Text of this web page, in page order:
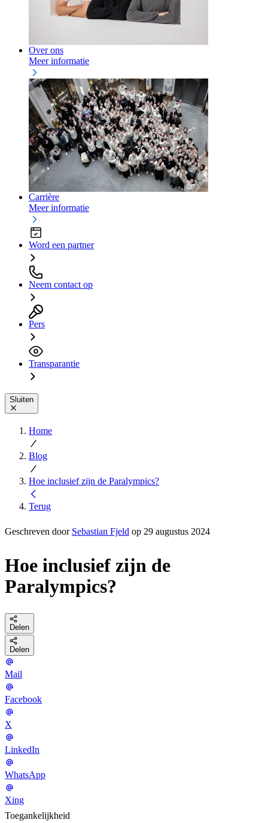
Over ons
Meer informatie
Carrière
Meer informatie
Word een partner
Neem contact op
Pers
Transparantie
Sluiten
Home
Blog
Hoe inclusief zijn de Paralympics?
Terug
Geschreven door Sebastian Fjeld op 29 augustus 2024
Hoe inclusief zijn de
Paralympics?
Delen
Delen
Mail
Facebook
X
LinkedIn
WhatsApp
Xing
Toegankelijkheid